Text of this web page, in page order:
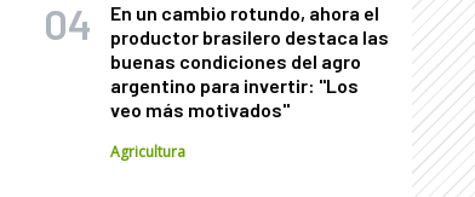
En un cambio rotundo, ahora el
productor brasilero destaca las
buenas condiciones del agro
argentino para invertir: "Los
veo más motivados"
Agricultura